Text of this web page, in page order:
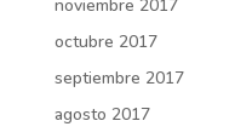
noviembre 2017
octubre 2017
septiembre 2017
agosto 2017